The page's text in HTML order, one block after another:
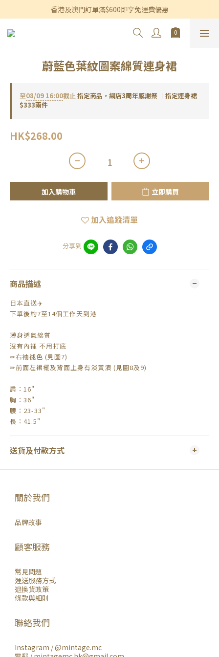
香港及澳門訂單滿$600即享免運費優惠
香港及澳門訂單滿$600即享免運費優惠
3個月內買滿$1,200可享永久九折優惠
蔚藍色葉紋圖案綿質連身裙
至08/09 16:00截止指定商品，網店3周年感謝祭 ｜指定連身裙
$333兩件
HK$268.00
加入購物車 立即購買
加入追蹤清單
分享到
商品描述
日本直送✈️
下單後約7至14個工作天到港
薄身透氣綿質
沒有內裡 不用打底
✏右袖褪色 (見圖7)
✏前面左裙襬及背面上身有淡黃漬 (見圖8及9)
肩：16"
胸：36"
腰：23-33"
長：41.5"
送貨及付款方式
關於我們
品牌故事
顧客服務
常見問題
運送服務方式
退換貨政策
條款與細則
聯絡我們
Instagram /@mintage.mc